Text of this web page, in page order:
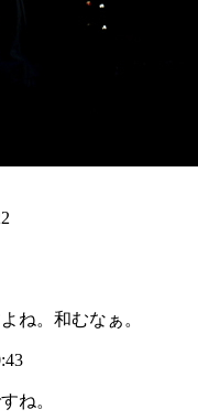
ね。和むなぁ。
ね。